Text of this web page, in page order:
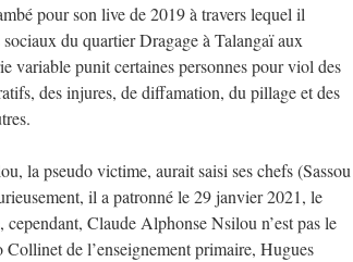
pour son live de 2019 à travers lequel il
du quartier Dragage à Talangaï aux
variable punit certaines personnes pour viol des
des injures, de diffamation, du pillage et des
la pseudo victime, aurait saisi ses chefs (Sassou
il a patronné le 29 janvier 2021, le
Claude Alphonse Nsilou n’est pas le
de l’enseignement primaire, Hugues